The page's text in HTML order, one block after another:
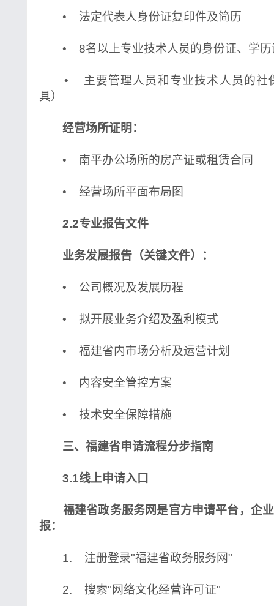
• 法定代表人身份证复印件及简历
• 8名以上专业技术人员的身份证、学历
• 主要管理人员和专业技术人员的社
具）
经营场所证明：
• 南平办公场所的房产证或租赁合同
• 经营场所平面布局图
2.2专业报告文件
业务发展报告（关键文件）：
• 公司概况及发展历程
• 拟开展业务介绍及盈利模式
• 福建省内市场分析及运营计划
• 内容安全管控方案
• 技术安全保障措施
三、福建省申请流程分步指南
3.1线上申请入口
福建省政务服务网是官方申请平台，企业
报：
1. 注册登录"福建省政务服务网"
2. 搜索"网络文化经营许可证"